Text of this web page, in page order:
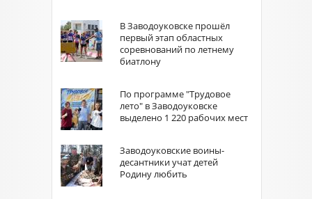
В Заводоуковске прошёл
первый этап областных
соревнований по летнему
биатлону
По программе "Трудовое
лето" в Заводоуковске
выделено 1 220 рабочих мест
Заводоуковские воины-
десантники учат детей
Родину любить